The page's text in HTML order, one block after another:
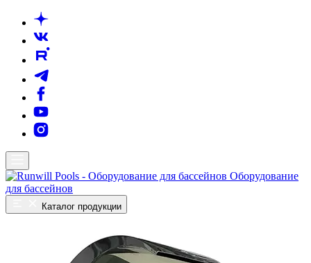
Оборудование
для бассейнов
Каталог продукции